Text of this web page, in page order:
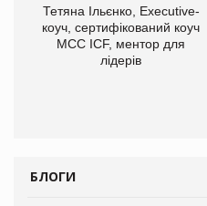
Тетяна Ільєнко, Executive-
коуч, сертифікований коуч
МСС ICF, ментор для
лідерів
БЛОГИ